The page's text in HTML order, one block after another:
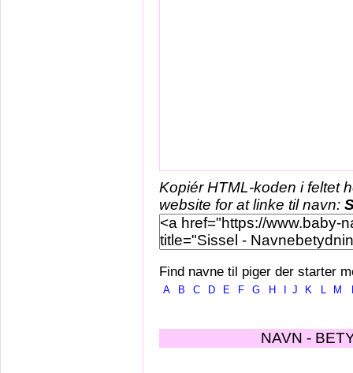
Kopiér HTML-koden i feltet
website for at linke til navn:
Find navne til piger der starter
A B C D E F G H J K L M
NAVN -